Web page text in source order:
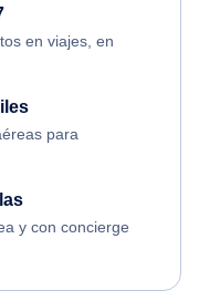
en viajes, en
para
y con concierge